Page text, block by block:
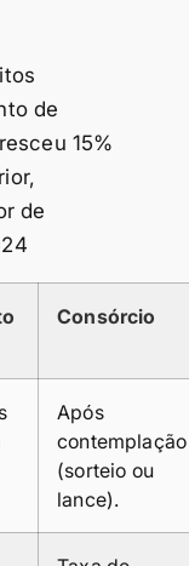
de
15%
de
Consórcio
Após
contemplação
(sorteio ou
lance).